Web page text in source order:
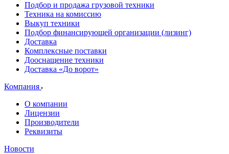
Подбор и продажа грузовой техники
Техника на комиссию
Выкуп техники
Подбор финансирующей организации (лизинг)
Доставка
Комплексные поставки
Дооснащение техники
Доставка «До ворот»
Компания
О компании
Лицензии
Производители
Реквизиты
Новости